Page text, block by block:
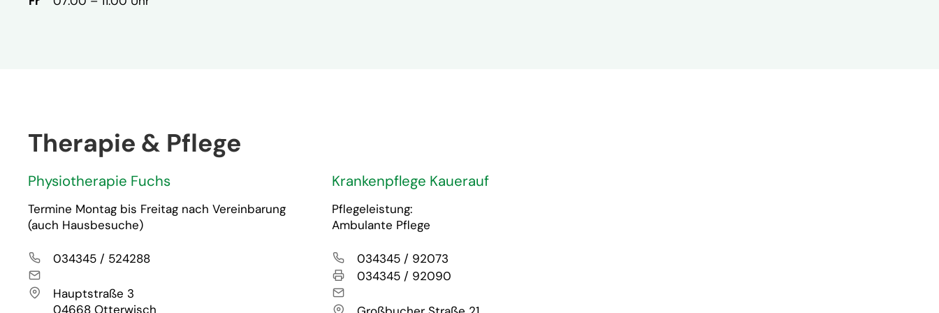
Therapie & Pflege
Physiotherapie Fuchs
Termine Montag bis Freitag nach Vereinbarung
(auch Hausbesuche)
Telefon
034345 / 524288
E-Mail
Anschrift
Hauptstraße 3
04668 Otterwisch
Krankenpflege Kauerauf
Pflegeleistung:
Ambulante Pflege
Telefon
034345 / 92073
Telefax
034345 / 92090
E-Mail